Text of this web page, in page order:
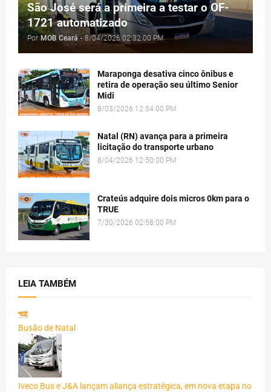
São José será a primeira a testar o OF-
1721 automatizado
Por MOB Ceará - 8/04/2026 02:32:00 PM
Maraponga desativa cinco ônibus e
retira de operação seu último Senior
Midi
8/03/2026 12:54:00 PM
Natal (RN) avança para a primeira
licitação do transporte urbano
8/04/2026 12:50:00 PM
Crateús adquire dois micros 0km para o
TRUE
7/30/2026 02:58:00 PM
LEIA TAMBÉM
Busão de Natal
Iveco Bus e J&A lançam aliança estratégica, em nova etapa no